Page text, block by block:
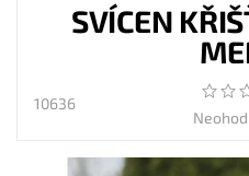
SVÍCEN
10636